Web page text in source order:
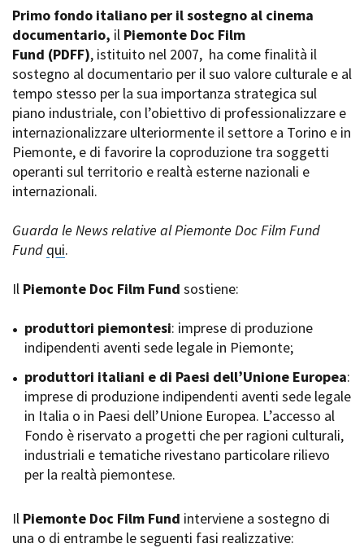
Partner
Rete regionale
Bilancio sociale
Amministrazione
trasparente
Bandi e gare
Sostenibilità ambientale
SERVIZI
Servizi generali
Spazi nella sede FCTP
Sala Casting
Sala Paolo Tenna
Piemonte Film Tv Fund
Piemonte Film Tv
Development Fund
Piemonte Doc Film Fund
Short Film Fund
PRODUCTION GUIDE
Società di produzione
Strutture di servizio
Attrici-Attori
Beginners
Guarda che storia!
La Grazia - Immagini e
location della Torino di Paolo
Sorrentino
Open Day
Ciak in TOur!
FESTIVAL, MARKETS,
AWARDS
International Film Festival
Festival de Cannes
Locarno Film Festival
Cinematografica Venezia
Toronto International Film
Festa del Cinema di Roma
Torino Film Festival
David di Donatello
Nastri d’Argento
Premio Solinas
Location - Accedi al tuo
profilo
Primo fondo italiano per il sostegno al cinema
documentario, il Piemonte Doc Film
Fund (PDFF), istituito nel 2007, ha come finalità il
sostegno al documentario per il suo valore culturale e al
tempo stesso per la sua importanza strategica sul
piano industriale, con l’obiettivo di professionalizzare e
internazionalizzare ulteriormente il settore a Torino e in
Piemonte, e di favorire la coproduzione tra soggetti
operanti sul territorio e realtà esterne nazionali e
internazionali.
Guarda le News relative al Piemonte Doc Film Fund
Fund qui.
Il Piemonte Doc Film Fund sostiene:
produttori piemontesi: imprese di produzione
indipendenti aventi sede legale in Piemonte;
produttori italiani e di Paesi dell’Unione Europea:
imprese di produzione indipendenti aventi sede legale
in Italia o in Paesi dell’Unione Europea. L’accesso al
Fondo è riservato a progetti che per ragioni culturali,
industriali e tematiche rivestano particolare rilievo
per la realtà piemontese.
Il Piemonte Doc Film Fund interviene a sostegno di
una o di entrambe le seguenti fasi realizzative: